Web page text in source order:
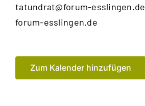
tatundrat@forum-esslingen.de
forum-esslingen.de
Zum Kalender hinzufügen